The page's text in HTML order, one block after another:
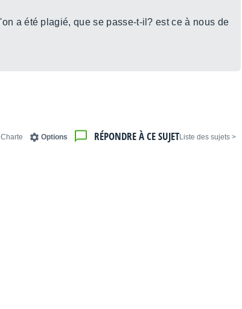
a été plagié, que se passe-t-il? est ce à nous de
< Liste des sujets
RÉPONDRE À CE SUJET
Options
Charte